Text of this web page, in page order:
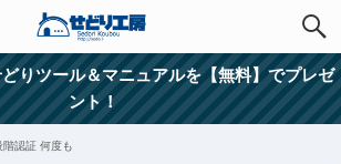
りツール＆マニュアルを【無料】でプレゼ
ント！
認証 何度も